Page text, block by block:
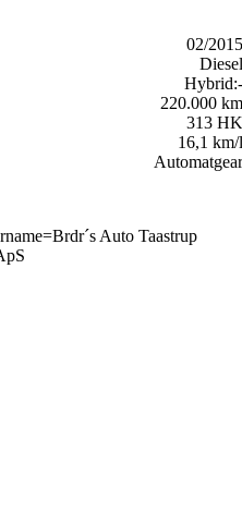
02/2015
Diesel
Hybrid:-
220.000 km
313 HK
16,1 km/l
Automatgear
Auto Taastrup